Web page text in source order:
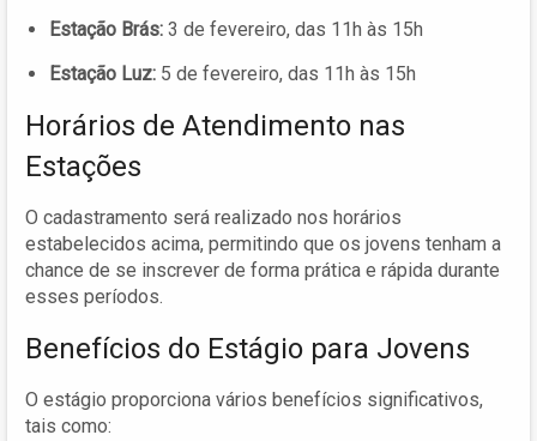
Estação Brás: 3 de fevereiro, das 11h às 15h
Estação Luz: 5 de fevereiro, das 11h às 15h
Horários de Atendimento nas
Estações
O cadastramento será realizado nos horários
estabelecidos acima, permitindo que os jovens tenham a
chance de se inscrever de forma prática e rápida durante
esses períodos.
Benefícios do Estágio para Jovens
O estágio proporciona vários benefícios significativos,
tais como: